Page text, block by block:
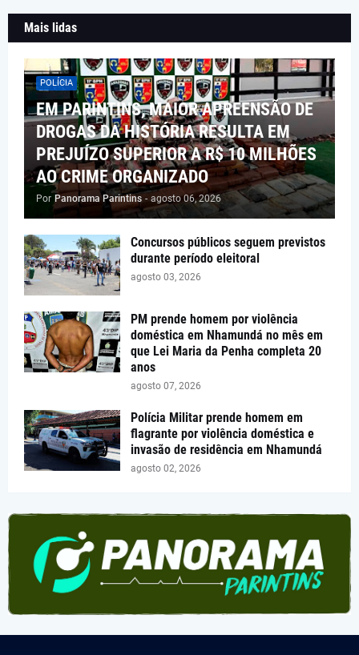
Mais lidas
POLÍCIA
EM PARINTINS, MAIOR APREENSÃO DE
DROGAS DA HISTÓRIA RESULTA EM
PREJUÍZO SUPERIOR A R$ 10 MILHÕES
AO CRIME ORGANIZADO
Por Panorama Parintins - agosto 06, 2026
Concursos públicos seguem previstos
durante período eleitoral
agosto 03, 2026
PM prende homem por violência
doméstica em Nhamundá no mês em
que Lei Maria da Penha completa 20
anos
agosto 07, 2026
Polícia Militar prende homem em
flagrante por violência doméstica e
invasão de residência em Nhamundá
agosto 02, 2026